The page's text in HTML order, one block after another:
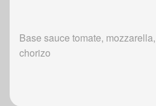
Base sauce tomate,
chorizo